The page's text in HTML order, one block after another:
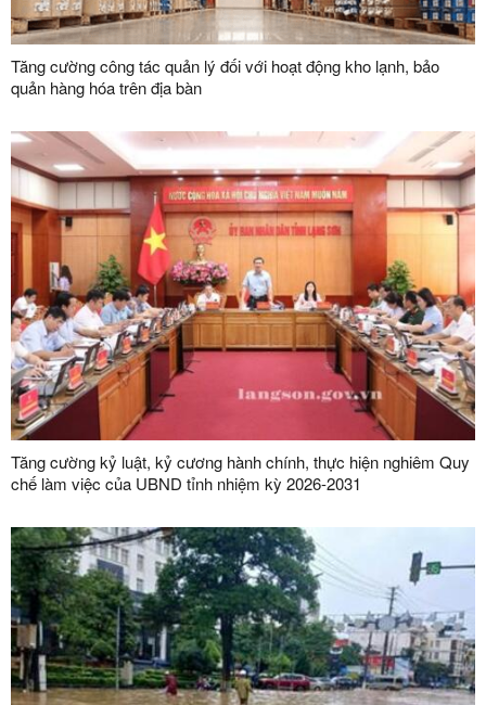
Tăng cường công tác quản lý đối với hoạt động kho lạnh, bảo
quản hàng hóa trên địa bàn
Tăng cường kỷ luật, kỷ cương hành chính, thực hiện nghiêm Quy
chế làm việc của UBND tỉnh nhiệm kỳ 2026-2031